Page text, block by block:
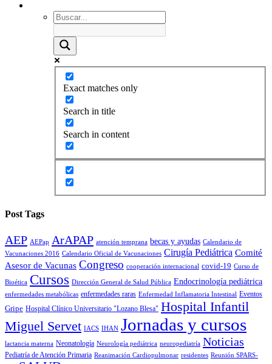
Exact matches only
Search in title
Search in content
Post Tags
AEP AEPap ArAPAP atención temprana becas y ayudas Calendario de
Vacunaciones 2016 Calendario Oficial de Vacunaciones Cirugía Pediátrica Comité
Asesor de Vacunas Congreso cooperación internacional covid-19 Curso de
Bioética Cursos Dirección General de Salud Pública Endocrinología pediátrica
enfermedades metabólicas enfermedades raras Enfermedad Inflamatoria Intestinal Eventos
Gripe Hospital Clínico Universitario "Lozano Blesa" Hospital Infantil
Miguel Servet IACS IHAN Jornadas y cursos
lactancia materna Neonatología Neurología pediátrica neuropediatría Noticias
Pediatría de Atención Primaria Reanimación Cardiopulmonar residentes Reunión SPARS-